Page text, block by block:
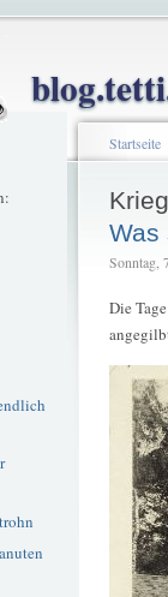
Startseite
Was
Sonntag,
Die